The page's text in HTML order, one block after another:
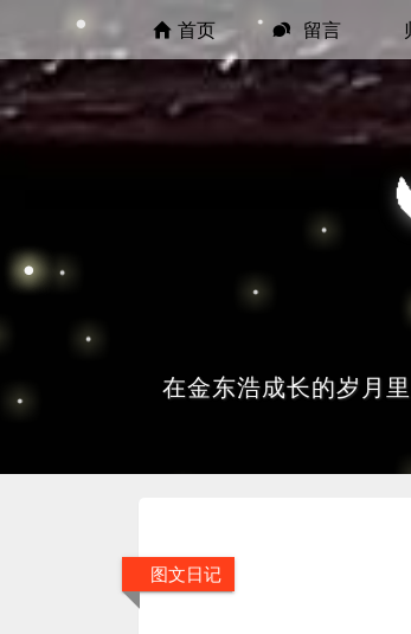
首页 留言
在金东浩成长的岁月
图文日记